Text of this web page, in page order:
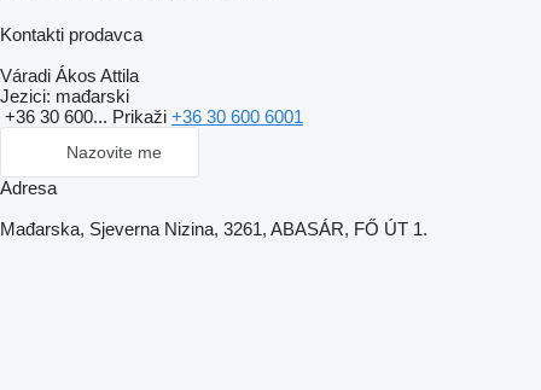
Kontakti prodavca
Váradi Ákos Attila
Jezici: mađarski
+36 30 600... Prikaži +36 30 600 6001
Nazovite me
Adresa
Mađarska, Sjeverna Nizina, 3261, ABASÁR, FŐ ÚT 1.